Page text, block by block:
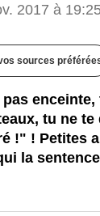
2017 à
sources
tu ne
!" ! Petites
la